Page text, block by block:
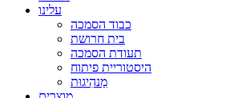
עלינו
כבוד הסמכה
בית חרושת
תעודת הסמכה
היסטוריית פיתוח
מַנהִיגוּת